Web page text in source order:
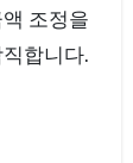
조정을
합니다.